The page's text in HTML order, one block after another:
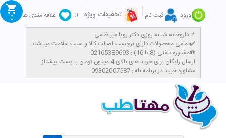
ورود ثبت نام تخفیفات ویژه 0
علاقه مندی ها
داروخانه شبانه روزی دکتر رویا میرنظامی📌
تمامی محصولات دارای برچسب اصالت کالا و سیب سلامت میباشند✔️
مشاوره تلفنی (8 تا 16) : 02165389693☎️
​ارسال رایگان برای خرید های بالای 4 میلیون تومان با پست پیشتاز
مشاوره خرید در برنامه بله : 09302007587
0